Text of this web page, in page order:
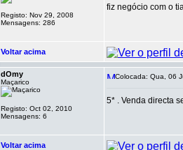
Registo: Nov 29, 2008
Mensagens: 286
fiz negócio com o
Voltar acima
dOmy
Maçarico
Registo: Oct 02, 2010
Mensagens: 6
Colocada: Qua, 06
5* . Venda directa
Voltar acima